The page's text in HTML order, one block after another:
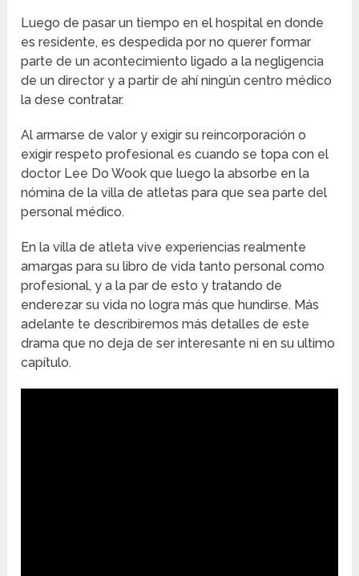
Luego de pasar un tiempo en el hospital en donde
es residente, es despedida por no querer formar
parte de un acontecimiento ligado a la negligencia
de un director y a partir de ahí ningún centro médico
la dese contratar.
Al armarse de valor y exigir su reincorporación o
exigir respeto profesional es cuando se topa con el
doctor Lee Do Wook que luego la absorbe en la
nómina de la villa de atletas para que sea parte del
personal médico.
En la villa de atleta vive experiencias realmente
amargas para su libro de vida tanto personal como
profesional, y a la par de esto y tratando de
enderezar su vida no logra más que hundirse. Más
adelante te describiremos más detalles de este
drama que no deja de ser interesante ni en su ultimo
capítulo.